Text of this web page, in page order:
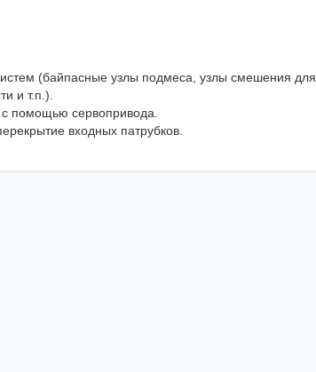
(байпасные узлы подмеса, узлы смешения для
и т.п.).
помощью сервопривода.
входных патрубков.